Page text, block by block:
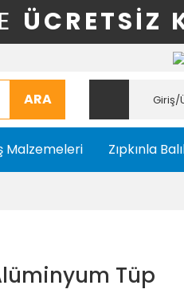
ÜCRETSİZ
ARA Giriş/
Malzemeleri Zıpkınla
Tüp